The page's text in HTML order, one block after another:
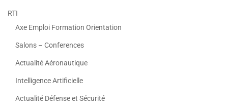
RTI
Axe Emploi Formation Orientation
Salons – Conferences
Actualité Aéronautique
Intelligence Artificielle
Actualité Défense et Sécurité